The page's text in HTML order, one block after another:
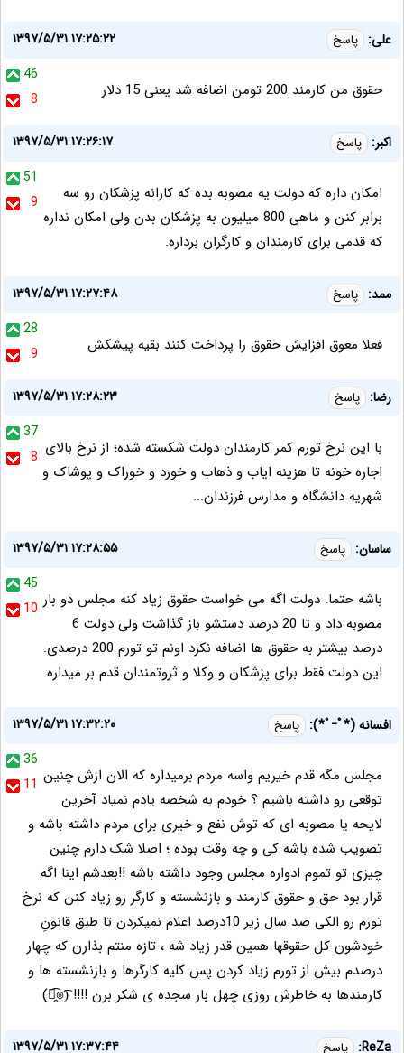
علی: پاسخ
۱۳۹۷/۵/۳۱ ۱۷:۲۵:۲۲
46
8
حقوق من کارمند 200 تومن اضافه شد یعنی 15 دلار
اکبر: پاسخ
۱۳۹۷/۵/۳۱ ۱۷:۲۶:۱۷
51
9
امکان داره که دولت یه مصوبه بده که کارانه پزشکان رو سه
برابر کنن و ماهی 800 میلیون به پزشکان بدن ولی امکان نداره
که قدمی برای کارمندان و کارگران برداره.
ممد: پاسخ
۱۳۹۷/۵/۳۱ ۱۷:۲۷:۴۸
28
9
فعلا معوق افزایش حقوق را پرداخت کنند بقیه پیشکش
رضا: پاسخ
۱۳۹۷/۵/۳۱ ۱۷:۲۸:۲۳
37
8 با این نرخ تورم کمر کارمندان دولت شکسته شده؛ از نرخ بالای
اجاره خونه تا هزینه ایاب و ذهاب و خورد و خوراک و پوشاک و
شهریه دانشگاه و مدارس فرزندان...
ساسان: پاسخ
۱۳۹۷/۵/۳۱ ۱۷:۲۸:۵۵
45
10 باشه حتما. دولت اگه می خواست حقوق زیاد کنه مجلس دو بار
مصوبه داد و تا 20 درصد دستشو باز گذاشت ولی دولت 6
درصد بیشتر به حقوق ها اضافه نکرد اونم تو تورم 200 درصدی.
این دولت فقط برای پزشکان و وکلا و ثروتمندان قدم بر میداره.
افسانه (*ﾟｰﾟ*): پاسخ
۱۳۹۷/۵/۳۱ ۱۷:۳۲:۲۰
36
11 مجلس مگه قدم خیریم واسه مردم برمیداره که الان ازش چنین
توقعی رو داشته باشیم ؟ خودم به شخصه یادم نمیاد آخرین
لایحه یا مصوبه ای که توش نفع و خیری برای مردم داشته باشه و
تصویب شده باشه کی و چه وقت بوده ؛ اصلا شک دارم چنین
چیزی تو تموم ادواره مجلس وجود داشته باشه !!بعدشم اینا اگه
قرار بود حق و حقوق کارمند و بازنشسته و کارگر رو زیاد کنن که نرخ
تورم رو الکی صد سال زیر 10درصد اعلام نمیکردن تا طبق قانونِ
خودشون کل حقوقها همین قدر زیاد شه ، تازه منتم بذارن که چهار
درصدم بیش از تورم زیاد کردن پس کلیه کارگرها و بازنشسته ها و
کارمندها به خاطرش روزی چهل بار سجده ی شکر برن !!!! (͡๏̯͡๏)
ReZa: پاسخ ۱۳۹۷/۵/۳۱ ۱۷:۳۷:۴۴